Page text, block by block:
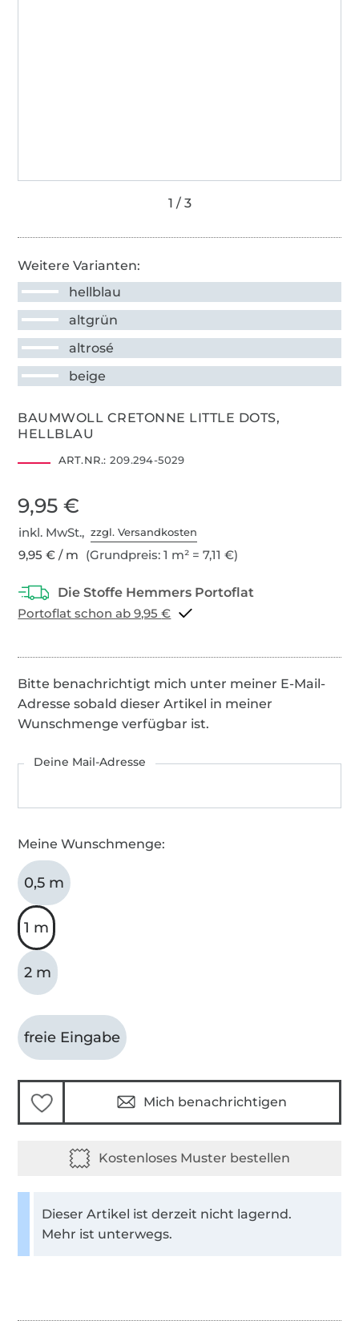
Weitere Varianten:
hellblau
altgrün
altrosé
beige
BAUMWOLL CRETONNE LITTLE DOTS,
HELLBLAU
ART.NR.: 209.294-5029
9,95 €
inkl. MwSt.,zzgl. Versandkosten
9,95 € / m (Grundpreis: 1 m² = 7,11 €)
Portoflat schon ab 9,95 €
Bitte benachrichtigt mich unter meiner E-Mail-
Adresse sobald dieser Artikel in meiner
Wunschmenge verfügbar ist.
Deine Mail-Adresse
Meine Wunschmenge:
0,5 m
1 m
2 m
freie Eingabe
Mich benachrichtigen
Dieser Artikel ist derzeit nicht lagernd.
Mehr ist unterwegs.